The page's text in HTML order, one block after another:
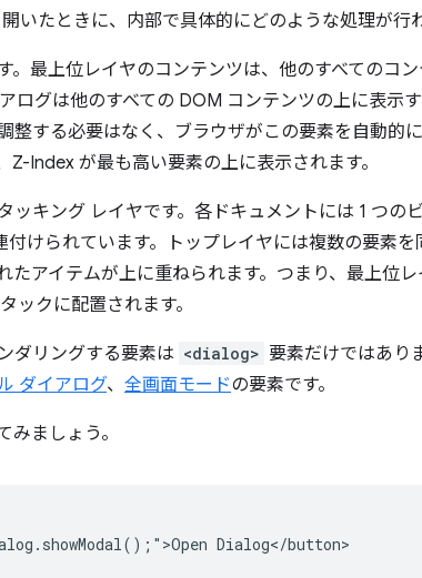
いたときに、内部で具体的にどのような処理が行
。最上位レイヤのコンテンツは、他のすべてのコ
ログは他のすべての DOM コンテンツの上に表示
整する必要はなく、ブラウザがこの要素を自動的
Z-Index が最も高い要素の上に表示されます。
ッキング レイヤです。各ドキュメントには 1 つの
付けられています。トップレイヤには複数の要素
たアイテムが上に重ねられます。つまり、最上位
ックに配置されます。
ダリングする要素は <dialog> 要素だけではあり
ダイアログ、 全画面モードの要素です。
ましょう。
Dialog</button>